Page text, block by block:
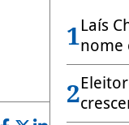
1Laís
nome
2